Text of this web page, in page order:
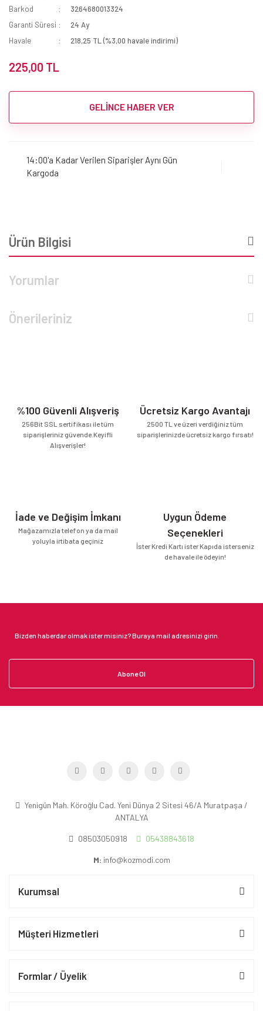
Barkod
3264680013324
Garanti Süresi
24 Ay
Havale
218,25 TL (%3,00 havale indirimi)
225,00 TL
GELİNCE HABER VER
14:00'a Kadar Verilen Siparişler Aynı Gün
Kargoda
Ürün Bilgisi
Yorumlar
Önerileriniz
%100 Güvenli Alışveriş
256Bit SSL sertifikası ile tüm
siparişleriniz güvende.Keyifli
Alışverişler!
Ücretsiz Kargo Avantajı
2500 TL ve üzeri verdiğiniz tüm
siparişlerinizde ücretsiz kargo fırsatı!
İade ve Değişim İmkanı
Mağazamızla telefon ya da mail
yoluyla irtibata geçiniz
Uygun Ödeme
Seçenekleri
İster Kredi Kartı ister Kapıda isterseniz
de havale ile ödeyin!
Abone Ol
Yenigün Mah. Köroğlu Cad. Yeni Dünya 2 Sitesi 46/A Muratpaşa /
ANTALYA
08503050918 05438843618
M: info@kozmodi.com
Kurumsal
Müşteri Hizmetleri
Formlar / Üyelik